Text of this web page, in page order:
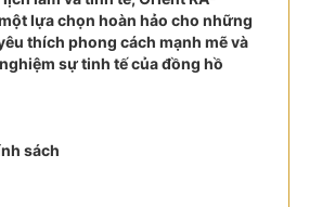
lựa chọn hoàn hảo cho những
thích phong cách mạnh mẽ và
sự tinh tế của đồng hồ
sách